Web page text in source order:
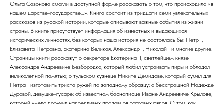
Ольга Сазонова смогли в доступной форме рассказать о том, что происходило «в
нашем царстве-государстве…». Книга состоит из тридцати семи увлекательных
рассказов из русской истории, которые описывают важные события из жизни
страны. В книге присутствует информация об известных и выдающихся
исторических личностях, без которых наша история не состоялась бы: Петр I,
Елизавета Петровна, Екатерина Великая, Александр I, Николай I и многие другие.
Страницы книги расскажут о секретаре Екатерина II, светлейшем князе
Александре Андреевиче Безбородко, который любил устраивать пиры и обладал
великолепной памятью; о тульском кузнеце Никите Демидове, который сумел для
Петра I изготовить триста ружей по западному образцу; о бесстрашной Надежде
Дуровой, девушке-гусаре; об известном баснописце Иване Андреевиче Крылове,